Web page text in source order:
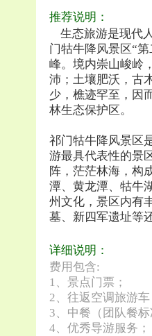
推荐说明：
生态旅游是现代
门牯牛降风景区“
峰。境内崇山峻岭
沛；土壤肥沃，古
少，樵迹罕至，因
林生态保护区。
祁门牯牛降风景区
游最具代表性的景
阵，茫茫林海，构
潭、黄龙潭、牯牛
州文化，景区内有
墓、新四军遗址等
详细说明：
费用包含:
1、景点门票；
2、往返空调旅游
3、中餐（团队餐
4、优秀导游服务；